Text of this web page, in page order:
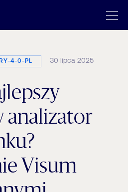
4-0-PL 30 lipca 2025
analizator
Visum